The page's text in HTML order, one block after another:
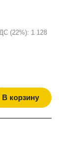
(22%): 1 128
В корзину